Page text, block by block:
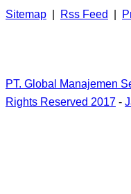
Sitemap Rss Feed
PT. Global Manajemen
Rights Reserved 2017 -